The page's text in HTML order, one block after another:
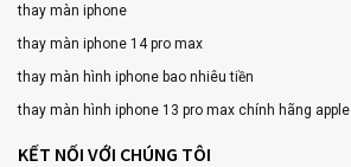
thay màn iphone
thay màn iphone 14 pro max
thay màn hình iphone bao nhiêu tiền
thay màn hình iphone 13 pro max chính hãng apple
KẾT NỐI VỚI CHÚNG TÔI